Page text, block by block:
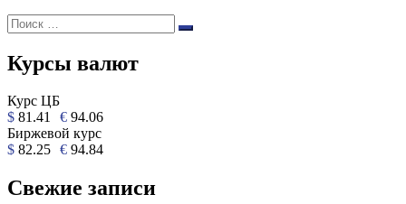
Поиск:
Поиск
Курсы валют
Курс ЦБ
$ 81.41 € 94.06
Биржевой курс
$ 82.25 € 94.84
Свежие записи